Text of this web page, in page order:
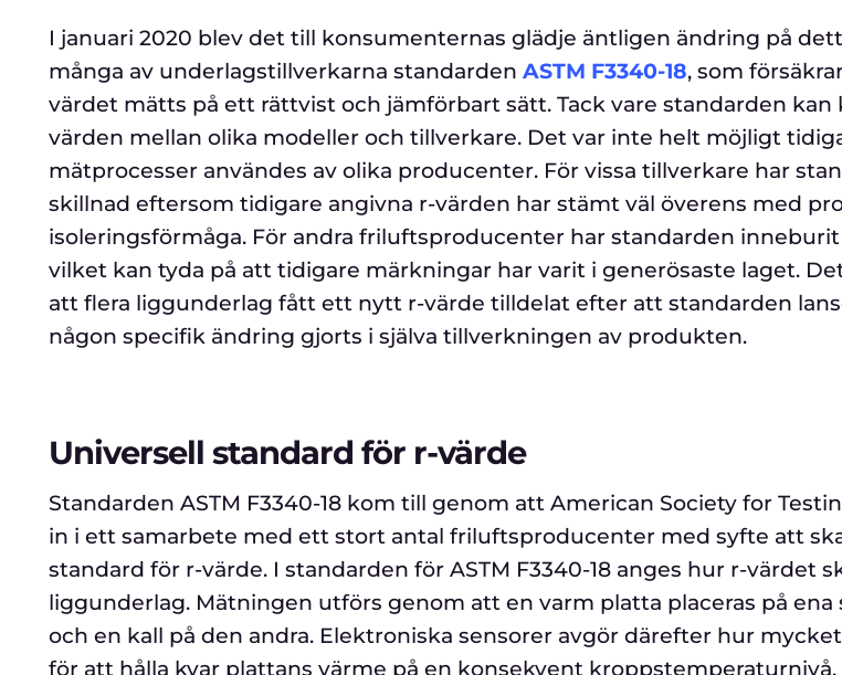
I januari 2020 blev det till konsumenternas glädje äntligen ändring på
många av underlagstillverkarna standarden ASTM F3340-18, som
värdet mätts på ett rättvist och jämförbart sätt. Tack vare standarden kan
värden mellan olika modeller och tillverkare. Det var inte helt möjligt
mätprocesser användes av olika producenter. För vissa tillverkare har
skillnad eftersom tidigare angivna r-värden har stämt väl överens med
isoleringsförmåga. För andra friluftsproducenter har standarden
vilket kan tyda på att tidigare märkningar har varit i generösaste laget.
att flera liggunderlag fått ett nytt r-värde tilldelat efter att standarden
någon specifik ändring gjorts i själva tillverkningen av produkten.
Universell standard för r-värde
Standarden ASTM F3340-18 kom till genom att American Society for
in i ett samarbete med ett stort antal friluftsproducenter med syfte att
standard för r-värde. I standarden för ASTM F3340-18 anges hur r-värdet
liggunderlag. Mätningen utförs genom att en varm platta placeras på ena
och en kall på den andra. Elektroniska sensorer avgör därefter hur
för att hålla kvar plattans värme på en konsekvent